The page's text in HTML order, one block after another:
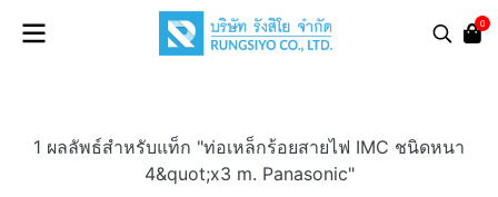
0
1 ผลลัพธ์สำหรับแท็ก "ท่อเหล็กร้อยสายไฟ IMC ชนิดหนา
4&quot;x3 m. Panasonic"